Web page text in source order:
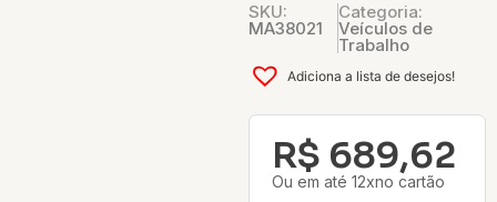
SKU:
MA38021
Categoria:
Veículos de
Trabalho
Adiciona a lista de desejos!
R$ 689,62
Ou em até 12xno cartão